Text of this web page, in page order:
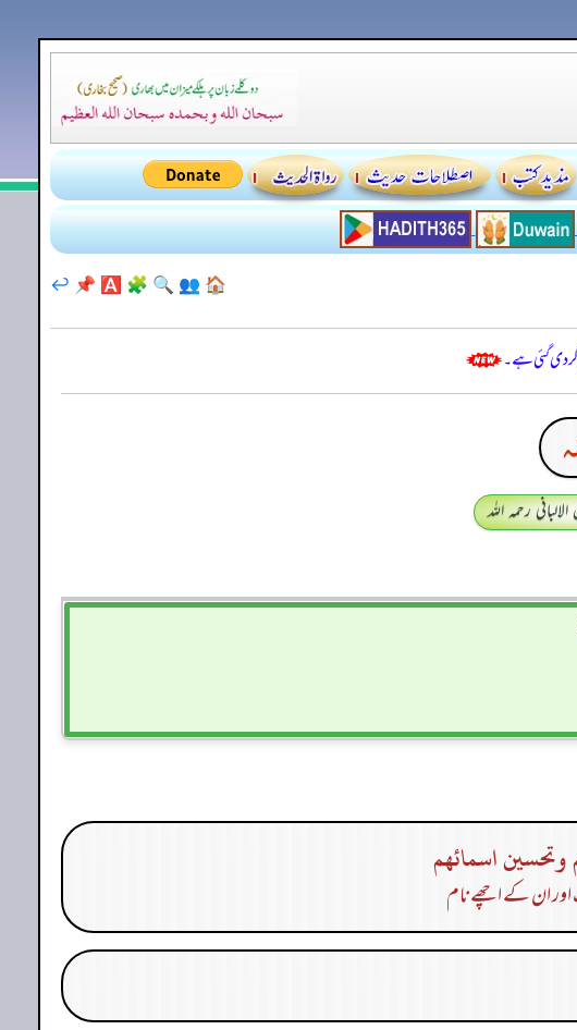
🏠
👥
🔍
🧩
🅰️
📌
↩️
کر دی گئی ہے۔
رحمہ اللہ
وتحسين اسمائهم
ان کے اچھے نام